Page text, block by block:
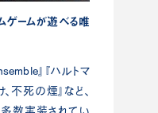
ームが遊べる唯
』『ハルトマ
不死の煙』など、
数実装されてい